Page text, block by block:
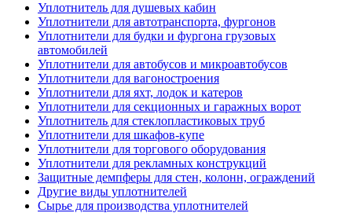
Уплотнитель для душевых кабин
Уплотнители для автотранспорта, фургонов
Уплотнители для будки и фургона грузовых
автомобилей
Уплотнители для автобусов и микроавтобусов
Уплотнители для вагоностроения
Уплотнители для яхт, лодок и катеров
Уплотнители для секционных и гаражных ворот
Уплотнитель для стеклопластиковых труб
Уплотнители для шкафов-купе
Уплотнители для торгового оборудования
Уплотнители для рекламных конструкций
Защитные демпферы для стен, колонн, ограждений
Другие виды уплотнителей
Сырье для производства уплотнителей